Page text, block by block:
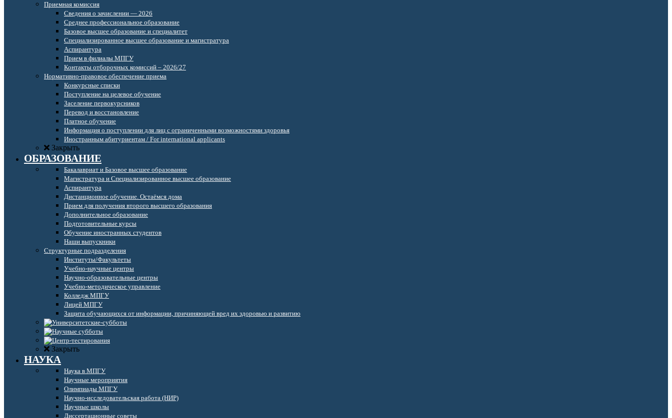
Приемная комиссия
Сведения о зачислении — 2026
Среднее профессиональное образование
Базовое высшее образование и специалитет
Специализированное высшее образование и магистратура
Аспирантура
Прием в филиалы МПГУ
Контакты отборочных комиссий – 2026/27
Нормативно-правовое обеспечение приема
Конкурсные списки
Поступление на целевое обучение
Заселение первокурсников
Перевод и восстановление
Платное обучение
Информация о поступлении для лиц с ограниченными возможностями здоровья
Иностранным абитуриентам / For international applicants
Закрыть
ОБРАЗОВАНИЕ
Бакалавриат и Базовое высшее образование
Магистратура и Специализированное высшее образование
Аспирантура
Дистанционное обучение. Остаёмся дома
Прием для получения второго высшего образования
Дополнительное образование
Подготовительные курсы
Обучение иностранных студентов
Наши выпускники
Структурные подразделения
Институты/Факультеты
Учебно-научные центры
Научно-образовательные центры
Учебно-методическое управление
Колледж МПГУ
Лицей МПГУ
Защита обучающихся от информации, причиняющей вред их здоровью и развитию
Закрыть
НАУКА
Наука в МПГУ
Научные мероприятия
Олимпиады МПГУ
Научно-исследовательская работа (НИР)
Научные школы
Диссертационные советы